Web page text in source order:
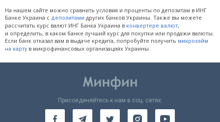
На нашем сайте можно сравнить условия и проценты по депозитам в ИНГ
Банке Украина с депозитами других банков Украины. Также вы можете
рассчитать курс валют ИНГ Банка Украина в конвертере валют,
и определить, в каком банке лучший курс для покупки или продажи валюты.
Если банк отказал вам в выдаче кредита, попробуйте получить микрозайм
на карту в микрофинансовых организациях Украины.
Присоединяйтесь к нам в соц. сетях: